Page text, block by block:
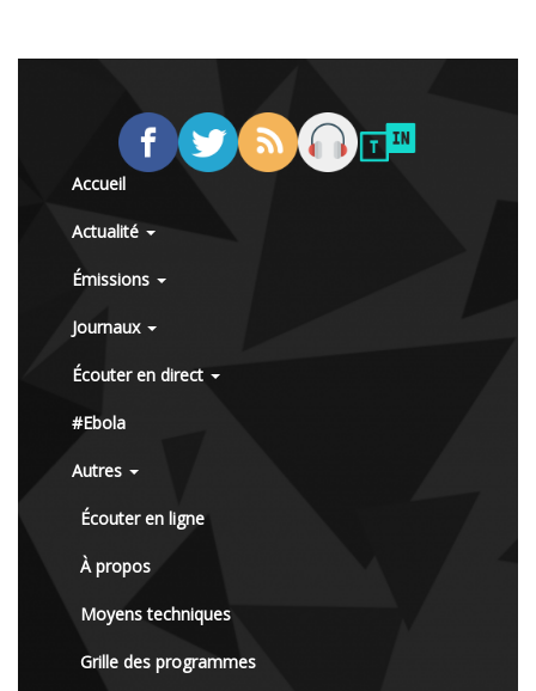
Accueil
Actualité
Émissions
Journaux
Écouter en direct
#Ebola
Autres
Écouter en ligne
À propos
Moyens techniques
Grille des programmes